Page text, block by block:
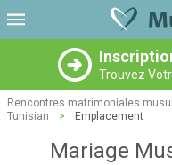
Trouvez
Rencontres matrimoniales
Tunisian
> Emplacement
Mariage